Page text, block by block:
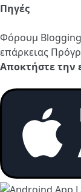
Πηγές
Φόρουμ Blogging
επάρκειας
Αποκτήστε την